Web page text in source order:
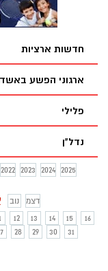
חדשות ארציות
ארגוני הפשע
פלילי
נדל"ן
2022 2023 2024 2025
נוב
דצמ
12 13 14 15
16
28 29 30 31